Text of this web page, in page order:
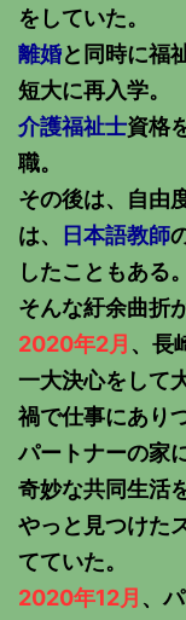
をしていた。
離婚と同時に福
短大に再入学。
介護福祉士資格
職。
その後は、自由
は、
日本語教師
したこともある。
そんな紆余曲折
2020年2月 、長
一大決心をして
禍で仕事にあり
パートナーの家
奇妙な共同生活
やっと見つけた
てていた。
2020年12月 、